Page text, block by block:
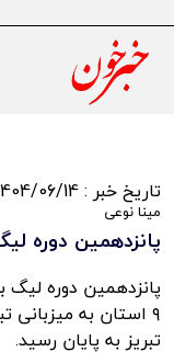
تاریخ خبر : 1404/06/14 - 22:53:46
مینا نوعی
پانزدهمین دوره
۹ استان به میزبانی
تبریز به پایان رسید.